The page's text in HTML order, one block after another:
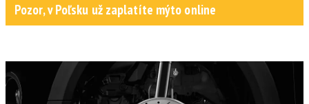
Pozor, v Poľsku už zaplatíte mýto online